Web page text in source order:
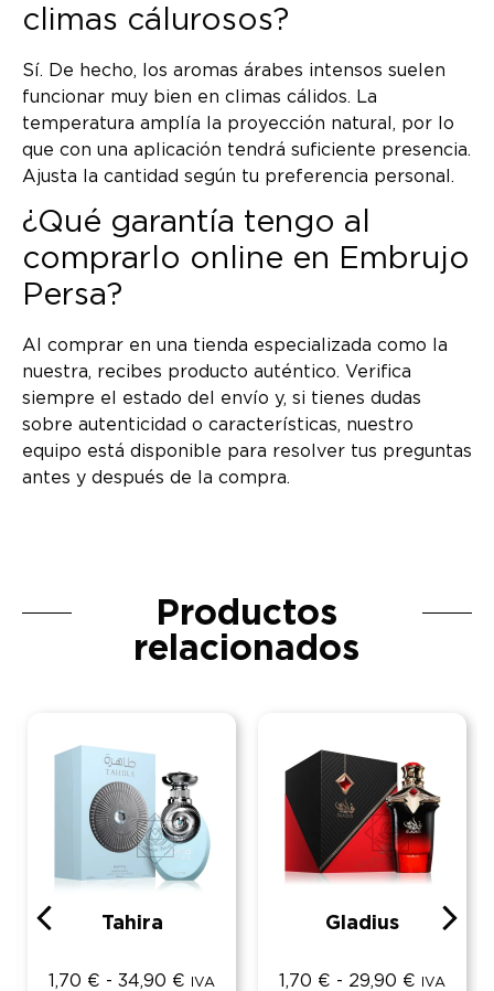
climas cálurosos?
Sí. De hecho, los aromas árabes intensos suelen
funcionar muy bien en climas cálidos. La
temperatura amplía la proyección natural, por lo
que con una aplicación tendrá suficiente presencia.
Ajusta la cantidad según tu preferencia personal.
¿Qué garantía tengo al
comprarlo online en Embrujo
Persa?
Al comprar en una tienda especializada como la
nuestra, recibes producto auténtico. Verifica
siempre el estado del envío y, si tienes dudas
sobre autenticidad o características, nuestro
equipo está disponible para resolver tus preguntas
antes y después de la compra.
Productos
relacionados
Tahira
1,70 € - 34,90 €
IVA
Gladius
1,70 € - 29,90 €
IVA